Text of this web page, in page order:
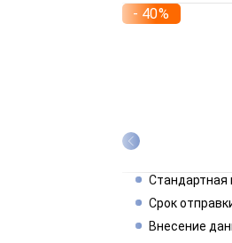
- 40%
Стандартная
Срок
Внесение